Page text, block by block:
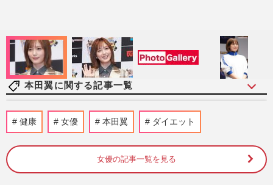
本田翼に関する記事一覧
本田翼、3か月間のゲーム大会に参戦で
「暇なの？」「本業は？」辛辣反応もゲー
週刊女性PRIME 2025/9/11
健康 女優 本田翼 ダイエット
女優の記事一覧を見る